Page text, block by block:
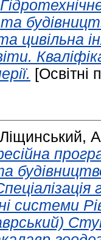
цивільна
[Освітні
Ліщинський,
системи